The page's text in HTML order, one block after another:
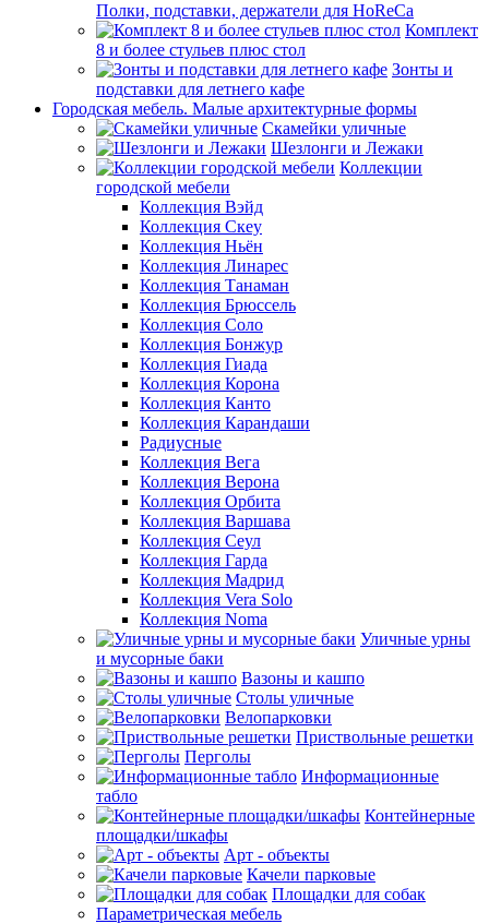
Полки, подставки, держатели для HoReCa
Комплект
8 и более стульев плюс стол
Зонты и
подставки для летнего кафе
Городская мебель. Малые архитектурные формы
Скамейки уличные
Шезлонги и Лежаки
Коллекции
городской мебели
Коллекция Вэйд
Коллекция Скеу
Коллекция Ньён
Коллекция Линарес
Коллекция Танаман
Коллекция Брюссель
Коллекция Соло
Коллекция Бонжур
Коллекция Гиада
Коллекция Корона
Коллекция Канто
Коллекция Карандаши
Радиусные
Коллекция Вега
Коллекция Верона
Коллекция Орбита
Коллекция Варшава
Коллекция Сеул
Коллекция Гарда
Коллекция Мадрид
Коллекция Vera Solo
Коллекция Noma
Уличные урны
и мусорные баки
Вазоны и кашпо
Столы уличные
Велопарковки
Приствольные решетки
Перголы
Информационные
табло
Контейнерные
площадки/шкафы
Арт - объекты
Качели парковые
Площадки для собак
Параметрическая мебель